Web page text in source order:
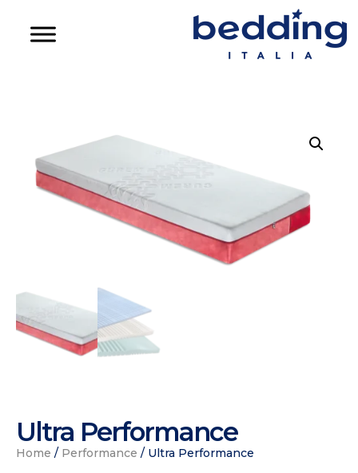
Ultra Performance
Home / Performance / Ultra Performance